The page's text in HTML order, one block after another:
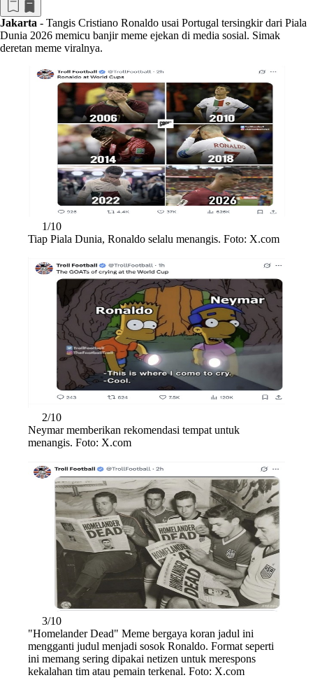
Jakarta - Tangis Cristiano Ronaldo usai Portugal tersingkir dari Piala
Dunia 2026 memicu banjir meme ejekan di media sosial. Simak
deretan meme viralnya.
1/10
Tiap Piala Dunia, Ronaldo selalu menangis. Foto: X.com
2/10
Neymar memberikan rekomendasi tempat untuk
menangis. Foto: X.com
3/10
"Homelander Dead" Meme bergaya koran jadul ini
mengganti judul menjadi sosok Ronaldo. Format seperti
ini memang sering dipakai netizen untuk merespons
kekalahan tim atau pemain terkenal. Foto: X.com